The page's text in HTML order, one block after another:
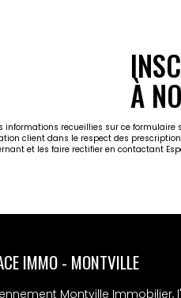
À
informations recueillies sur ce
client dans le respect des
et les faire rectifier en contactant
IMMO - MONTVILLE
Montville Immobilier,